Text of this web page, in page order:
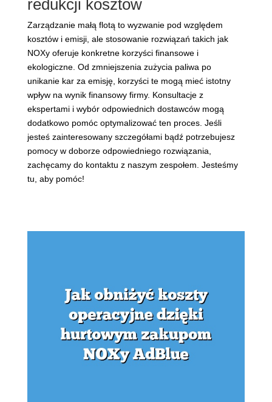
redukcji kosztów
Zarządzanie małą flotą to wyzwanie pod względem
kosztów i emisji, ale stosowanie rozwiązań takich jak
NOXy oferuje konkretne korzyści finansowe i
ekologiczne. Od zmniejszenia zużycia paliwa po
unikanie kar za emisję, korzyści te mogą mieć istotny
wpływ na wynik finansowy firmy. Konsultacje z
ekspertami i wybór odpowiednich dostawców mogą
dodatkowo pomóc optymalizować ten proces. Jeśli
jesteś zainteresowany szczegółami bądź potrzebujesz
pomocy w doborze odpowiedniego rozwiązania,
zachęcamy do kontaktu z naszym zespołem. Jesteśmy
tu, aby pomóc!